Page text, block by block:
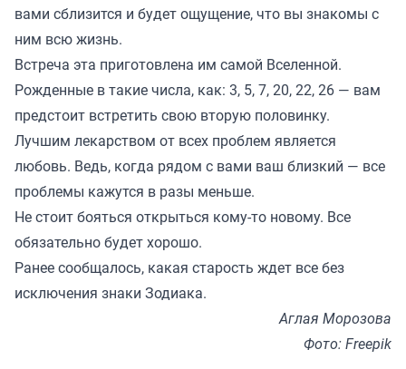
вами сблизится и будет ощущение, что вы знакомы с
ним всю жизнь.
Встреча эта приготовлена им самой Вселенной.
Рожденные в такие числа, как: 3, 5, 7, 20, 22, 26 — вам
предстоит встретить свою вторую половинку.
Лучшим лекарством от всех проблем является
любовь. Ведь, когда рядом с вами ваш близкий — все
проблемы кажутся в разы меньше.
Не стоит бояться открыться кому-то новому. Все
обязательно будет хорошо.
Ранеесообщалось, какая старость ждет все без
исключения знаки Зодиака.
Аглая Морозова
Фото: Freepik